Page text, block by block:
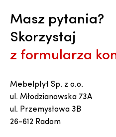
Masz pytania?
Skorzystaj
z formularza
Mebelpłyt Sp. z o.o.
ul. Młodzianowska 73A
ul. Przemysłowa 3B
26-612 Radom